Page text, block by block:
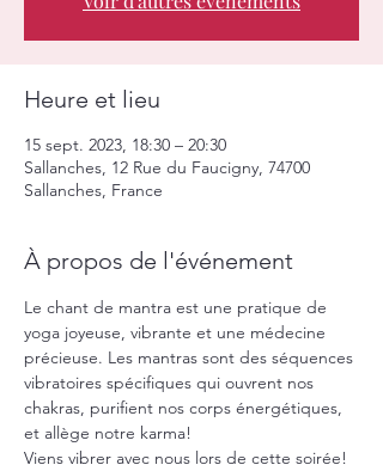
Heure et lieu
15 sept. 2023, 18:30 – 20:30
Sallanches, 12 Rue du Faucigny, 74700
Sallanches, France
À propos de l'événement
Le chant de mantra est une pratique de
yoga joyeuse, vibrante et une médecine
précieuse. Les mantras sont des séquences
vibratoires spécifiques qui ouvrent nos
chakras, purifient nos corps énergétiques,
et allège notre karma!
Viens vibrer avec nous lors de cette soirée!